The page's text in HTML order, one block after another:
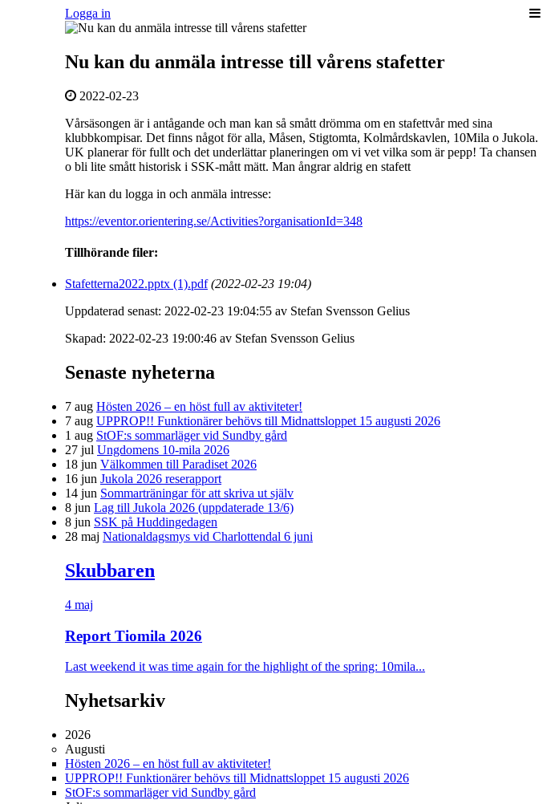
Logga in
Nu kan du anmäla intresse till vårens stafetter
2022-02-23
Vårsäsongen är i antågande och man kan så smått drömma om en stafettvår med sina
klubbkompisar. Det finns något för alla, Måsen, Stigtomta, Kolmårdskavlen, 10Mila o Jukola.
UK planerar för fullt och det underlättar planeringen om vi vet vilka som är pepp! Ta chansen
o bli lite smått historisk i SSK-mått mätt. Man ångrar aldrig en stafett
Här kan du logga in och anmäla intresse:
https://eventor.orientering.se/Activities?organisationId=348
Tillhörande filer:
Stafetterna2022.pptx (1).pdf (2022-02-23 19:04)
Uppdaterad senast: 2022-02-23 19:04:55 av Stefan Svensson Gelius
Skapad: 2022-02-23 19:00:46 av Stefan Svensson Gelius
Senaste nyheterna
7 aug Hösten 2026 – en höst full av aktiviteter!
7 aug UPPROP!! Funktionärer behövs till Midnattsloppet 15 augusti 2026
1 aug StOF:s sommarläger vid Sundby gård
27 jul Ungdomens 10-mila 2026
18 jun Välkommen till Paradiset 2026
16 jun Jukola 2026 reserapport
14 jun Sommarträningar för att skriva ut själv
8 jun Lag till Jukola 2026 (uppdaterade 13/6)
8 jun SSK på Huddingedagen
28 maj Nationaldagsmys vid Charlottendal 6 juni
Skubbaren
4 maj
Report Tiomila 2026
Last weekend it was time again for the highlight of the spring: 10mila...
Nyhetsarkiv
2026
Augusti
Hösten 2026 – en höst full av aktiviteter!
UPPROP!! Funktionärer behövs till Midnattsloppet 15 augusti 2026
StOF:s sommarläger vid Sundby gård